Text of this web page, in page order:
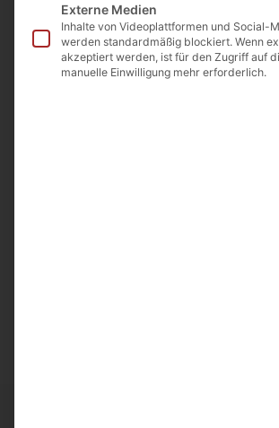
Beschreibung Zutaten
Allergene
Externe Medien
Inhalte von Videoplattformen und Social-
werden standardmäßig blockiert. Wenn
akzeptiert werden, ist für den Zugriff auf
manuelle Einwilligung mehr erforderlich.